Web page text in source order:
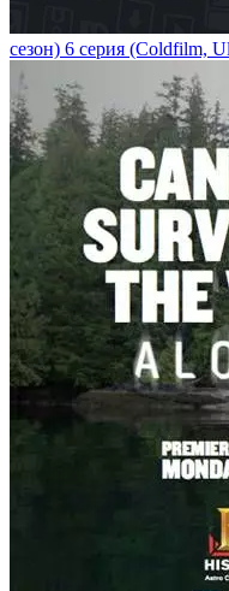
сезон) 6 серия (Coldfilm,